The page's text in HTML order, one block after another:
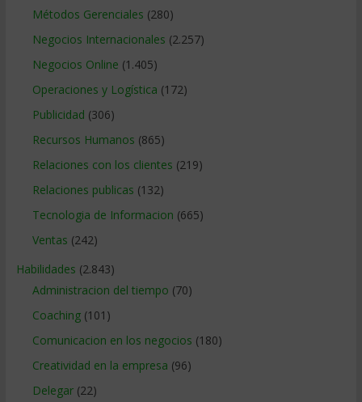
Métodos Gerenciales (280)
Negocios Internacionales (2.257)
Negocios Online (1.405)
Operaciones y Logística (172)
Publicidad (306)
Recursos Humanos (865)
Relaciones con los clientes (219)
Relaciones publicas (132)
Tecnologia de Informacion (665)
Ventas (242)
Habilidades (2.843)
Administracion del tiempo (70)
Coaching(101)
Comunicacion en los negocios (180)
Creatividad en la empresa (96)
Delegar(22)